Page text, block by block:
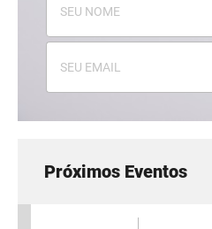
Próximos Eventos